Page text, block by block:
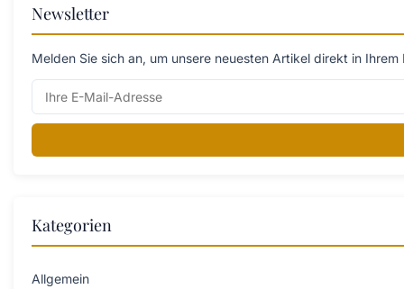
Newsletter
Melden Sie sich an, um unsere neuesten Artikel direkt in
Kategorien
Allgemein